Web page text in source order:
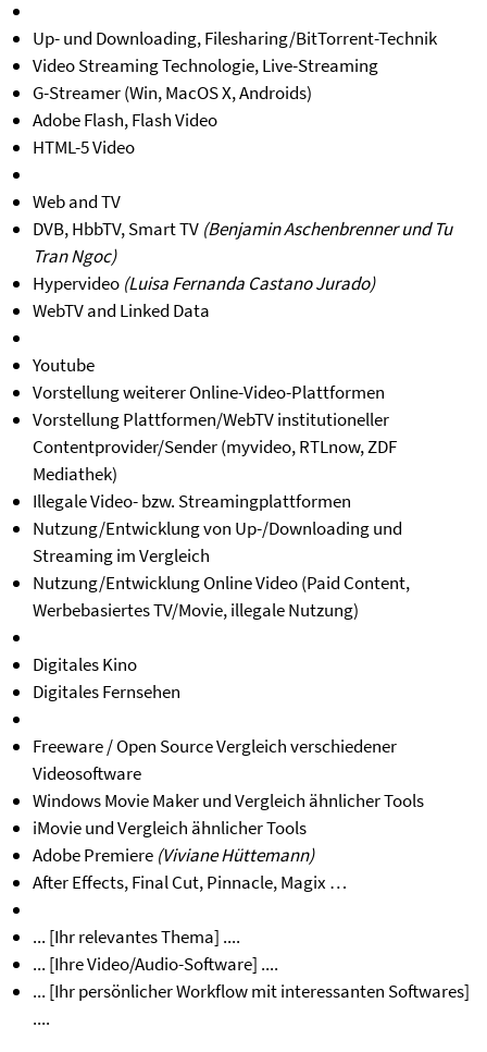
Up- und Downloading, Filesharing/BitTorrent-Technik
Video Streaming Technologie, Live-Streaming
G-Streamer (Win, MacOS X, Androids)
Adobe Flash, Flash Video
HTML-5 Video
Web and TV
DVB, HbbTV, Smart TV (Benjamin Aschenbrenner und Tu
Tran Ngoc)
Hypervideo (Luisa Fernanda Castano Jurado)
WebTV and Linked Data
Youtube
Vorstellung weiterer Online-Video-Plattformen
Vorstellung Plattformen/WebTV institutioneller
Contentprovider/Sender (myvideo, RTLnow, ZDF
Mediathek)
Illegale Video- bzw. Streamingplattformen
Nutzung/Entwicklung von Up-/Downloading und
Streaming im Vergleich
Nutzung/Entwicklung Online Video (Paid Content,
Werbebasiertes TV/Movie, illegale Nutzung)
Digitales Kino
Digitales Fernsehen
Freeware / Open Source Vergleich verschiedener
Videosoftware
Windows Movie Maker und Vergleich ähnlicher Tools
iMovie und Vergleich ähnlicher Tools
Adobe Premiere (Viviane Hüttemann)
After Effects, Final Cut, Pinnacle, Magix …
... [Ihr relevantes Thema] ....
... [Ihre Video/Audio-Software] ....
... [Ihr persönlicher Workflow mit interessanten Softwares]
....